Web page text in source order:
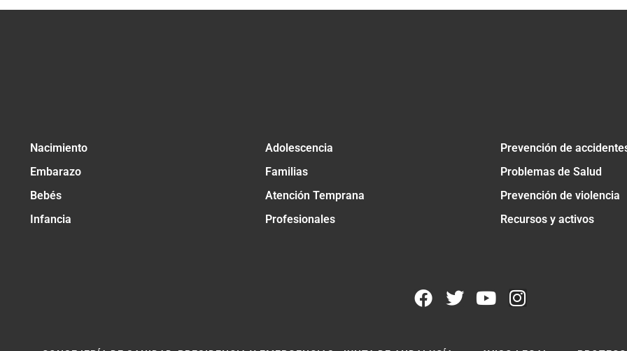
Nacimiento
Embarazo
Bebés
Infancia
Adolescencia
Familias
Atención Temprana
Profesionales
Prevención de
Problemas de Salud
Prevención de violencia
Recursos y activos